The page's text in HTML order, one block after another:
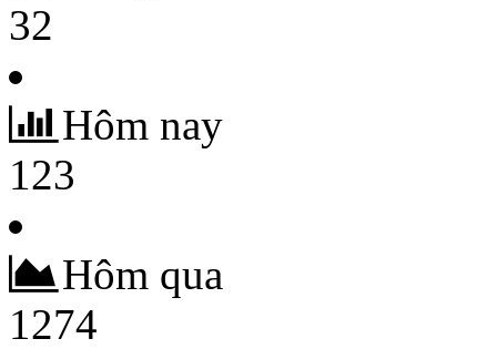
32
Hôm nay
123
Hôm qua
1274